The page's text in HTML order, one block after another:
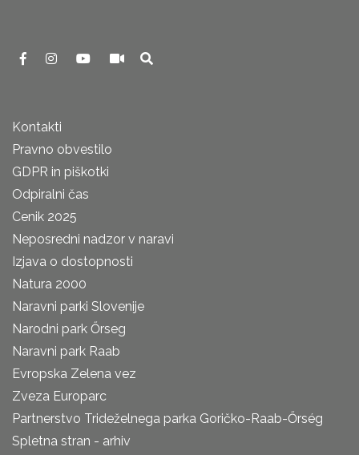
Kontakti
Pravno obvestilo
GDPR in piškotki
Odpiralni čas
Cenik 2025
Neposredni nadzor v naravi
Izjava o dostopnosti
Natura 2000
Naravni parki Slovenije
Narodni park Őrseg
Naravni park Raab
Evropska Zelena vez
Zveza Europarc
Partnerstvo Trideželnega parka Goričko-Raab-Őrség
Spletna stran - arhiv